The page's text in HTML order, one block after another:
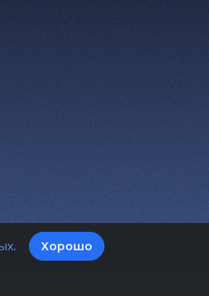
. Хорошо